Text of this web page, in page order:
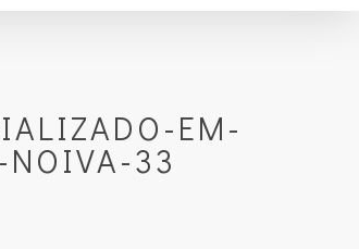
EM-
NOIVA-33